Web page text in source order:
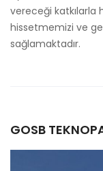
vereceği
hissetmemizi ve
sağlamaktadır.
GOSB